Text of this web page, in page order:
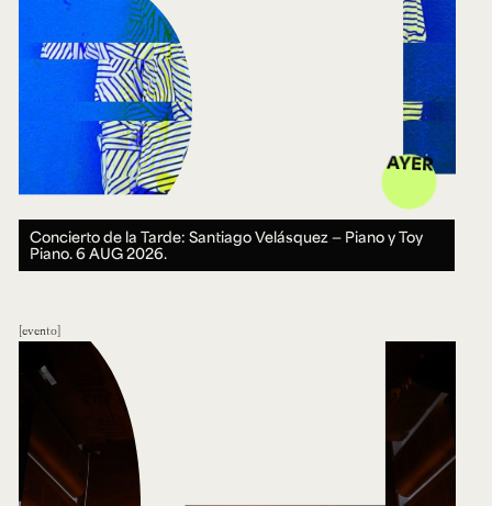
AYER
Concierto de la Tarde: Santiago Velásquez — Piano y Toy
Piano.6 AUG 2026.
evento